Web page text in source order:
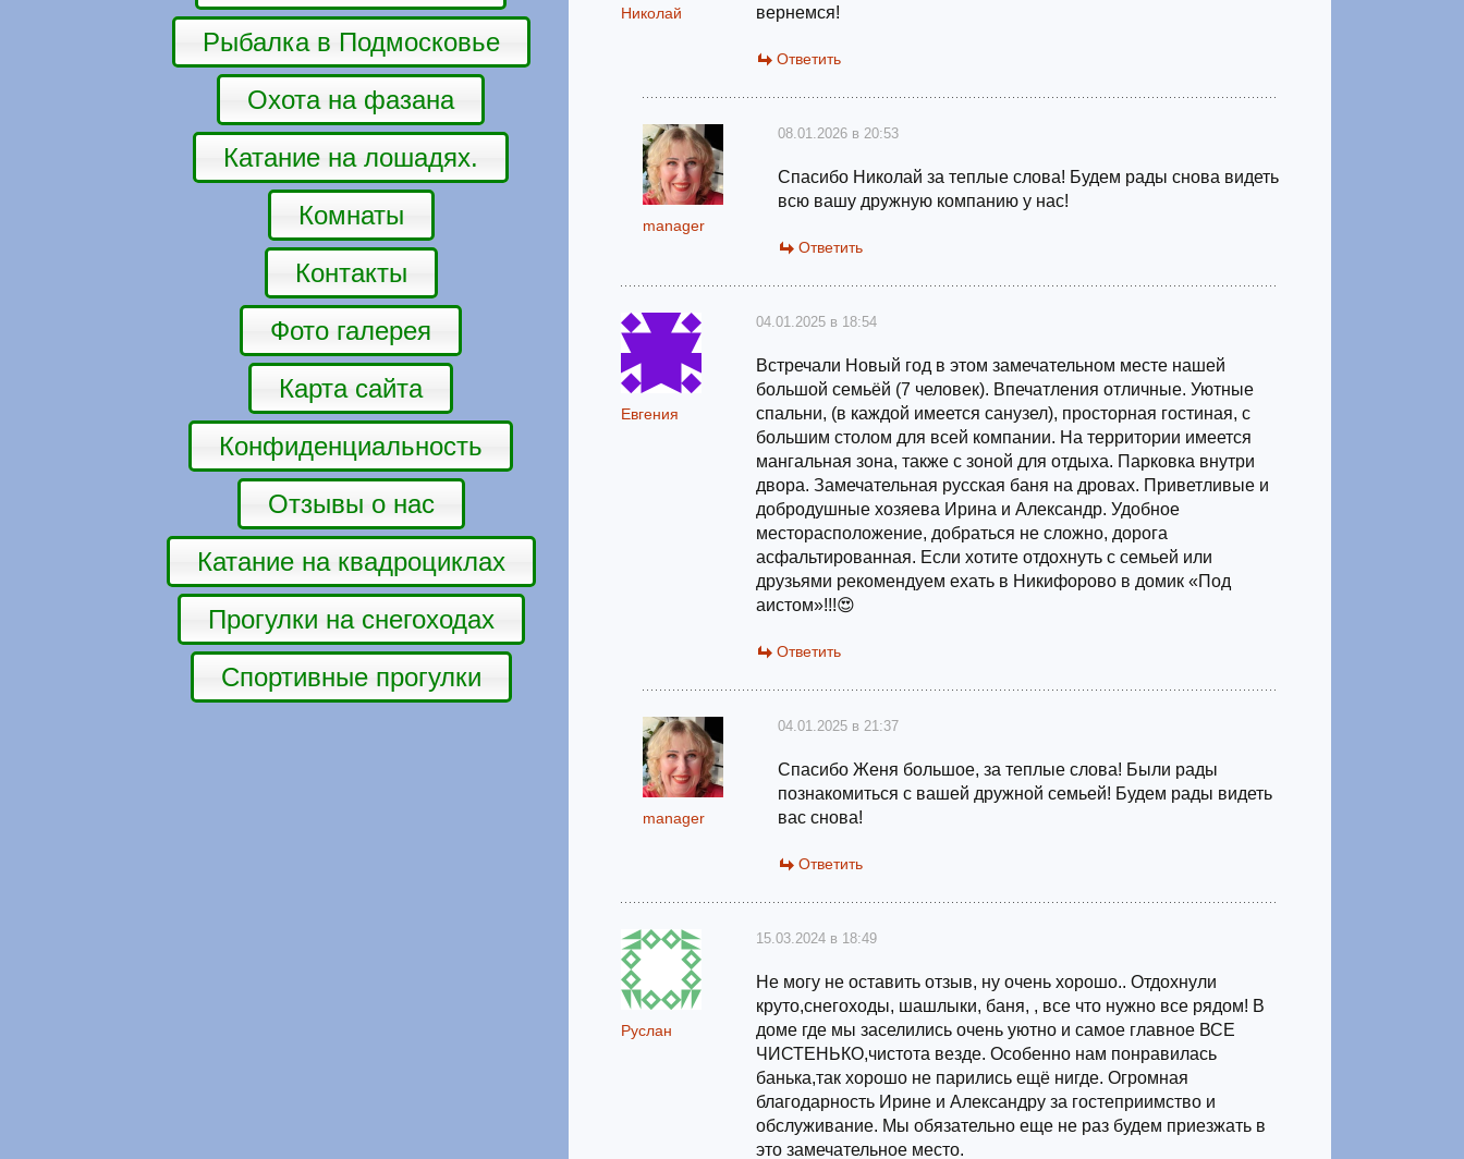
Рыбалка в Подмосковье
Охота на фазана
Катание на лошадях.
Комнаты
Контакты
Фото галерея
Карта сайта
Конфиденциальность
Отзывы о нас
Катание на квадроциклах
Прогулки на снегоходах
Спортивные прогулки
Николай
вернемся!
Ответить
manager
08.01.2026 в 20:53
Спасибо Николай за теплые слова! Будем рады снова видеть
всю вашу дружную компанию у нас!
Ответить
Евгения
04.01.2025 в 18:54
Встречали Новый год в этом замечательном месте нашей
большой семьёй (7 человек). Впечатления отличные. Уютные
спальни, (в каждой имеется санузел), просторная гостиная, с
большим столом для всей компании. На территории имеется
мангальная зона, также с зоной для отдыха. Парковка внутри
двора. Замечательная русская баня на дровах. Приветливые и
добродушные хозяева Ирина и Александр. Удобное
месторасположение, добраться не сложно, дорога
асфальтированная. Если хотите отдохнуть с семьей или
друзьями рекомендуем ехать в Никифорово в домик «Под
аистом»!!!😍
Ответить
manager
04.01.2025 в 21:37
Спасибо Женя большое, за теплые слова! Были рады
познакомиться с вашей дружной семьей! Будем рады видеть
вас снова!
Ответить
Руслан
15.03.2024 в 18:49
Не могу не оставить отзыв, ну очень хорошо.. Отдохнули
круто,снегоходы, шашлыки, баня, , все что нужно все рядом! В
доме где мы заселились очень уютно и самое главное ВСЕ
ЧИСТЕНЬКО,чистота везде. Особенно нам понравилась
банька,так хорошо не парились ещё нигде. Огромная
благодарность Ирине и Александру за гостеприимство и
обслуживание. Мы обязательно еще не раз будем приезжать в
это замечательное место.